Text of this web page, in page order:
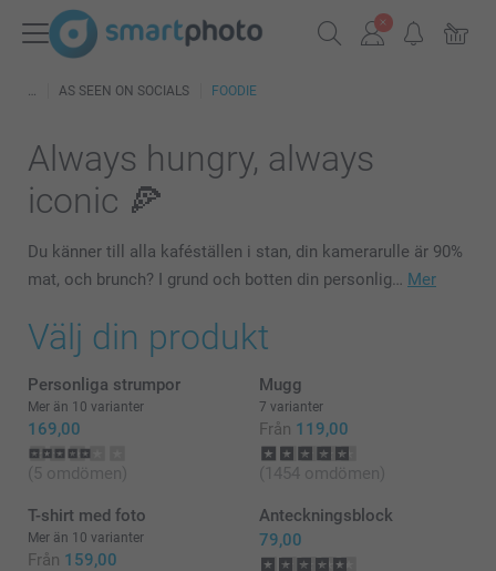
AS SEEN ON SOCIALS FOODIE
Always hungry, always
iconic 🍕
Du känner till alla kaféställen i stan, din kamerarulle är 90%
mat, och brunch? I grund och botten din personlig… Mer
Välj din produkt
Personliga strumpor
Mer än 10 varianter
169,00
(5 omdömen)
Mugg
7 varianter
Från 119,00
(1454 omdömen)
T-shirt med foto
Mer än 10 varianter
Från 159,00
Anteckningsblock
79,00